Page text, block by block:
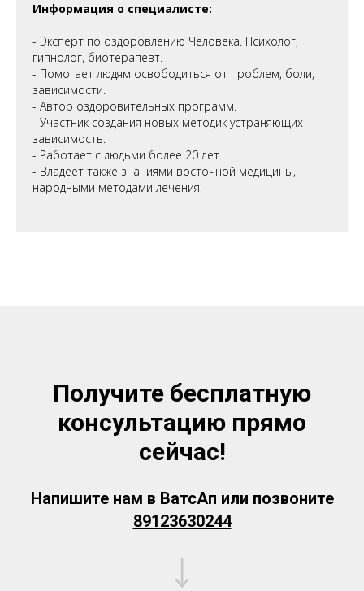
Информация о специалисте:
- Эксперт по оздоровлению Человека. Психолог,
гипнолог, биотерапевт.
- Помогает людям освободиться от проблем, боли,
зависимости.
- Автор оздоровительных программ.
- Участник создания новых методик устраняющих
зависимость.
- Работает с людьми более 20 лет.
- Владеет также знаниями восточной медицины,
народными методами лечения.
Получите бесплатную
консультацию прямо
сейчас!
Напишите нам в ВатсАп или позвоните
89123630244